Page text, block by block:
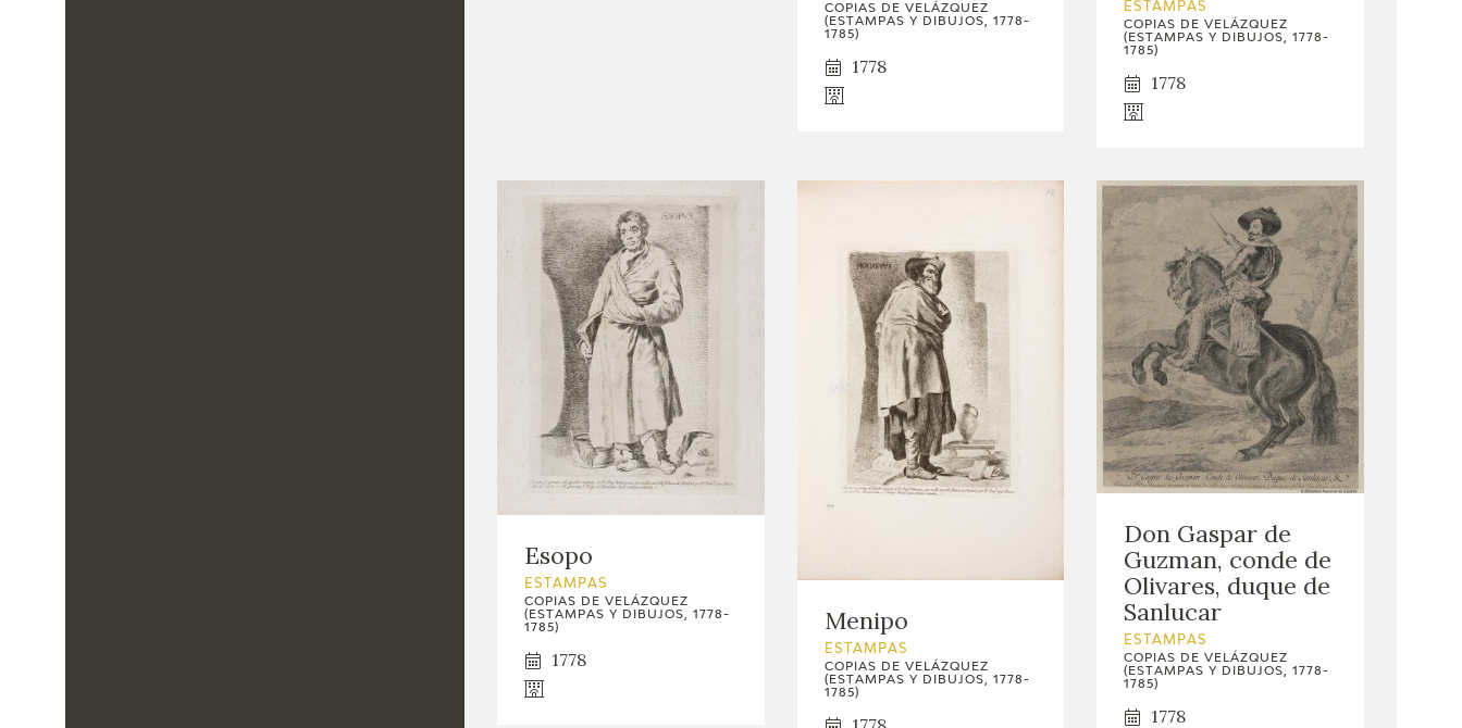
COPIAS DE VELÁZQUEZ
(ESTAMPAS Y DIBUJOS, 1778-
1785)
1778
ESTAMPAS
COPIAS DE VELÁZQUEZ
(ESTAMPAS Y DIBUJOS, 1778-
1785)
1778
Esopo
ESTAMPAS
COPIAS DE VELÁZQUEZ
(ESTAMPAS Y DIBUJOS, 1778-
1785)
1778
Menipo
ESTAMPAS
COPIAS DE VELÁZQUEZ
(ESTAMPAS Y DIBUJOS, 1778-
1785)
Don Gaspar de
Guzman, conde de
Olivares, duque de
Sanlucar
ESTAMPAS
COPIAS DE VELÁZQUEZ
(ESTAMPAS Y DIBUJOS, 1778-
1785)
1778